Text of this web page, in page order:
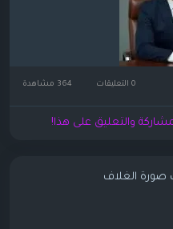
0 التعليقات
والتعليق على هذا!
صورة الغلاف